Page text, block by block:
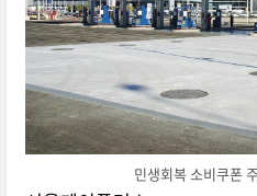
민생회복 소비쿠폰